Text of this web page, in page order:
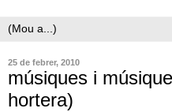
25 de febrer, 2010
músiques i
hortera)